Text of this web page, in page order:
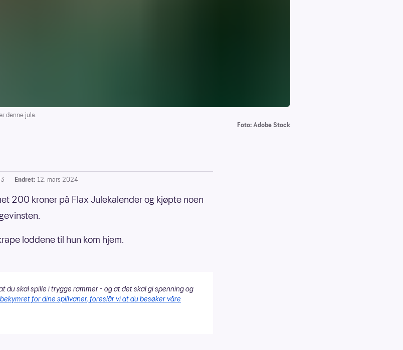
denne jula.
Foto: Adobe Stock
Endret: 12. mars 2024
200 kroner på Flax Julekalender og kjøpte noen
loddene til hun kom hjem.
du skal spille i trygge rammer - og at det skal gi spenning og
for dine spillvaner, foreslår vi at du besøker våre